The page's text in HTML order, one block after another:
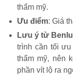
thẩm mỹ.
Ưu điểm: Giá
Lưu ý từ
trình cần tối
thẩm mỹ, nên
phần vít lộ ra